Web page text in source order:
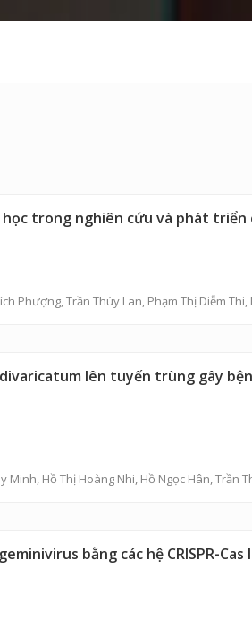
trong nghiên cứu và phát triển
Phượng,Trần Thúy Lan, Phạm Thị Diễm Thi,
lên tuyến trùng gây
Minh, Hồ Thị Hoàng Nhi, Hồ Ngọc Hân,Trần
bằng các hệ CRISPR-Cas